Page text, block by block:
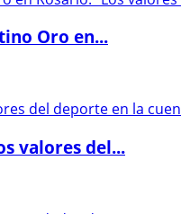
Oro en...
valores del...